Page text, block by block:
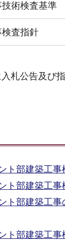
術検査基準
査指針
札公告及び
ト部建築工
ト部建築工
ト部建築工
ト部建築工事